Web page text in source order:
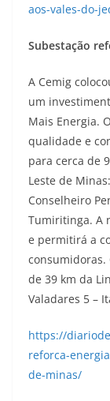
aos-vales-do-
Subestação
A Cemig
um
Mais Energia.
qualidade e
para cerca de
Leste de
Conselheiro
Tumiritinga. A
e permitirá a
de 39 km da
Valadares 5 –
https://
reforca-
de-minas/